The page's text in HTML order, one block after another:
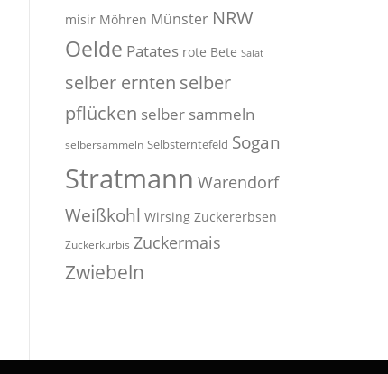
misir Möhren Münster NRW
Oelde Patates rote Bete Salat
selber ernten selber
pflücken selber sammeln
selbersammeln Selbsterntefeld Sogan
Stratmann Warendorf
Weißkohl Wirsing Zuckererbsen
Zuckerkürbis Zuckermais
Zwiebeln